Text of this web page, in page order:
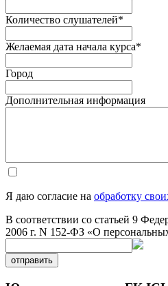
Количество слушателей*
Желаемая дата начала курса*
Город
Дополнительная информация
Я даю согласие на обработку
В соответствии со статьей 9
2006 г. N 152-ФЗ «О
отправить